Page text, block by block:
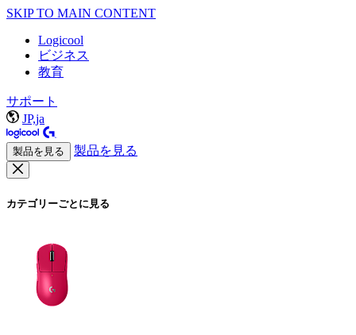
SKIP TO MAIN CONTENT
Logicool
ビジネス
教育
サポート
JP,ja
製品を見る 製品を見る
カテゴリーごとに見る